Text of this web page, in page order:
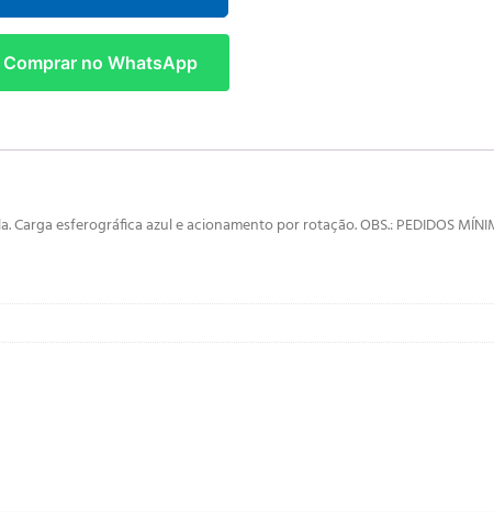
Comprar no WhatsApp
esferográfica azul e acionamento por rotação. OBS.: PEDIDOS